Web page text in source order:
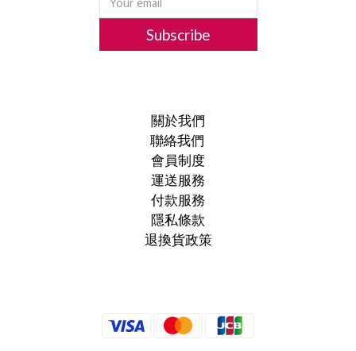
Subscribe
關於我們
聯絡我們
會員制度
運送服務
付款服務
隱私條款
退換貨政策